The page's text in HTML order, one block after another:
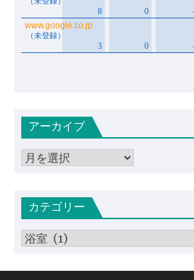
アーカイブ
ア
イカテゴリー
カ
ゴ